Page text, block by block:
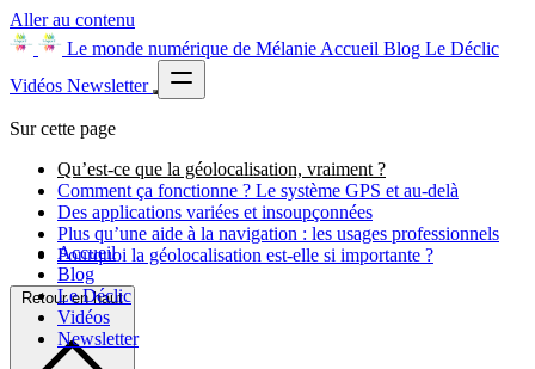
Aller au contenu
Le monde numérique de Mélanie Accueil Blog Le Déclic
Vidéos Newsletter
Accueil
Blog
Le Déclic
Vidéos
Newsletter
Sur cette page
Qu’est-ce que la géolocalisation, vraiment ?
Comment ça fonctionne ? Le système GPS et au-delà
Des applications variées et insoupçonnées
Plus qu’une aide à la navigation : les usages professionnels
Pourquoi la géolocalisation est-elle si importante ?
Retour en haut